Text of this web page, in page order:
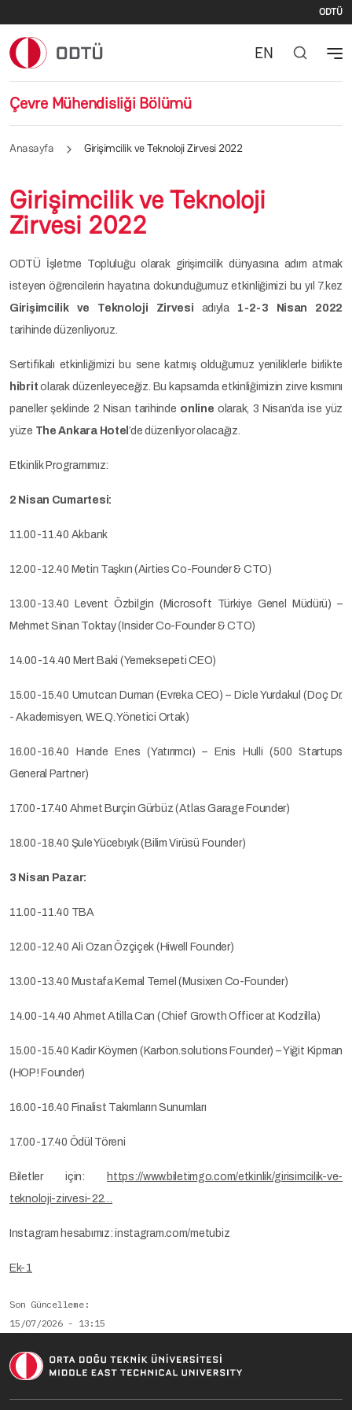
ODTÜ
Çevre Mühendisliği Bölümü
EN
Anasayfa Girişimcilik ve Teknoloji Zirvesi 2022
Girişimcilik ve Teknoloji
Zirvesi 2022
ODTÜ İşletme Topluluğu olarak girişimcilik dünyasına adım atmak
isteyen öğrencilerin hayatına dokunduğumuz etkinliğimizi bu yıl 7.kez
Girişimcilik ve Teknoloji Zirvesi adıyla 1-2-3 Nisan 2022
tarihinde düzenliyoruz.
Sertifikalı etkinliğimizi bu sene katmış olduğumuz yeniliklerle birlikte
hibrit olarak düzenleyeceğiz. Bu kapsamda etkinliğimizin zirve kısmını
paneller şeklinde 2 Nisan tarihinde online olarak, 3 Nisan’da ise yüz
yüze The Ankara Hotel’de düzenliyor olacağız.
Etkinlik Programımız:
2 Nisan Cumartesi:
11.00-11.40 Akbank
12.00-12.40 Metin Taşkın (Airties Co-Founder & CTO)
13.00-13.40 Levent Özbilgin (Microsoft Türkiye Genel Müdürü) –
Mehmet Sinan Toktay (Insider Co-Founder & CTO)
14.00-14.40 Mert Baki (Yemeksepeti CEO)
15.00-15.40 Umutcan Duman (Evreka CEO) – Dicle Yurdakul (Doç Dr.
- Akademisyen, WE.Q. Yönetici Ortak)
16.00-16.40 Hande Enes (Yatırımcı) – Enis Hulli (500 Startups
General Partner)
17.00-17.40 Ahmet Burçin Gürbüz (Atlas Garage Founder)
18.00-18.40 Şule Yücebıyık (Bilim Virüsü Founder)
3 Nisan Pazar:
11.00-11.40 TBA
12.00-12.40 Ali Ozan Özçiçek (Hiwell Founder)
13.00-13.40 Mustafa Kemal Temel (Musixen Co-Founder)
14.00-14.40 Ahmet Atilla Can (Chief Growth Officer at Kodzilla)
15.00-15.40 Kadir Köymen (Karbon.solutions Founder) – Yiğit Kipman
(HOP! Founder)
16.00-16.40 Finalist Takımların Sunumları
17.00-17.40 Ödül Töreni
Biletler için:
https://www.biletimgo.com/etkinlik/girisimcilik-ve-
teknoloji-zirvesi-22…
Instagram hesabımız: instagram.com/metubiz
Ek-1
Son Güncelleme
15/07/2026 - 13:15